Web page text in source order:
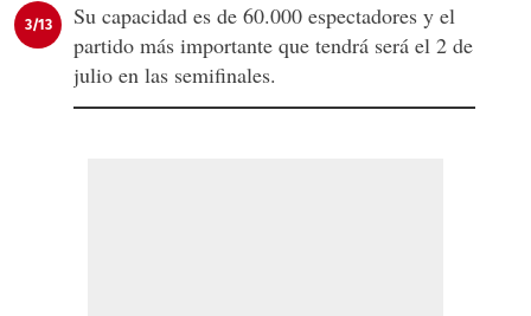
3/13
Su capacidad es de 60.000 espectadores y el
partido más importante que tendrá será el 2 de
julio en las semifinales.